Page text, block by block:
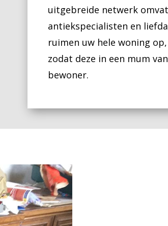
uitgebreide netwerk
antiekspecialisten en
ruimen uw hele woning
zodat deze in een mum
bewoner.